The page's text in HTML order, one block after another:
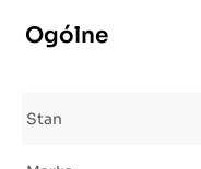
Ogólne
Stan